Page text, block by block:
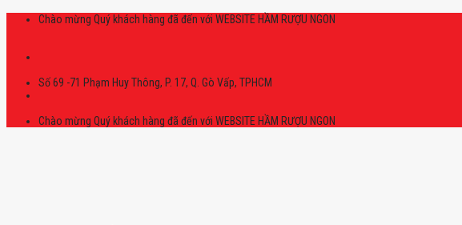
Skip
Chào mừng Quý khách hàng đã đến với WEBSITE HẦM RƯỢU NGON
Số 69 -71 Phạm Huy Thông, P. 17, Q. Gò Vấp, TPHCM
Chào mừng Quý khách hàng đã đến với WEBSITE HẦM RƯỢU NGON